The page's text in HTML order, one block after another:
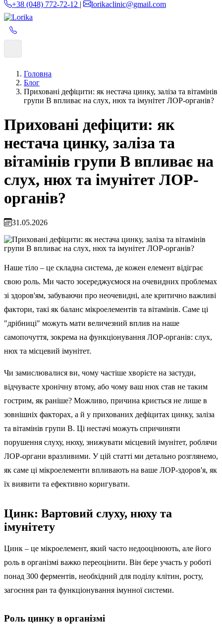
+38 (048) 772-72-12 | lorikaclinic@gmail.com
Головна
Блог
Приховані дефіцити: як нестача цинку, заліза та вітамінів
групи B впливає на слух, нюх та імунітет ЛОР-органів?
Приховані дефіцити: як
нестача цинку, заліза та
вітамінів групи B впливає на
слух, нюх та імунітет ЛОР-
органів?
31.05.2026
Наше тіло – це складна система, де кожен елемент відіграє
свою роль. Ми часто зосереджуємося на очевидних проблемах
зі здоров'ям, забуваючи про неочевидні, але критично важливі
фактори, такі як баланс мікроелементів та вітамінів. Саме ці
"дрібниці" можуть мати величезний вплив на наше
самопочуття, зокрема на функціонування ЛОР-органів: слух,
нюх та місцевий імунітет.
Чи замислювалися ви, чому частіше хворієте на застуди,
відчуваєте хронічну втому, або чому ваш нюх став не таким
гострим, як раніше? Можливо, причина криється не лише в
зовнішніх факторах, а й у прихованих дефіцитах цинку, заліза
та вітамінів групи B. Ці нестачі можуть спричиняти
порушення слуху, нюху, знижувати місцевий імунітет, роблячи
ЛОР-органи вразливими. У цій статті ми детально розглянемо,
як саме ці мікроелементи впливають на ваше ЛОР-здоров'я, як
їх виявити та ефективно коригувати.
Цинк: Вартовий слуху, нюху та
імунітету
Цинк – це мікроелемент, який часто недооцінюють, але його
роль в організмі важко переоцінити. Він бере участь у роботі
понад 300 ферментів, необхідний для поділу клітин, росту,
загоєння ран та функціонування імунної системи.
Роль цинку в організмі